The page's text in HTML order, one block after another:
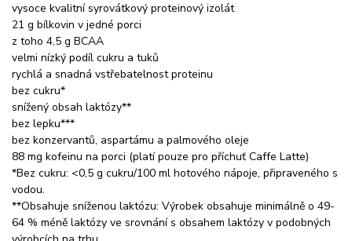
vysoce kvalitní syrovátkový proteinový izolát
21 g bílkovin v jedné porci
z toho 4,5 g BCAA
velmi nízký podíl cukru a tuků
rychlá a snadná vstřebatelnost proteinu
bez cukru*
snížený obsah laktózy**
bez lepku***
bez konzervantů, aspartámu a palmového oleje
88 mg kofeinu na porci (platí pouze pro příchuť Caffe Latte)
*Bez cukru: <0,5 g cukru/100 ml hotového nápoje, připraveného s
vodou.
**Obsahuje sníženou laktózu: Výrobek obsahuje minimálně o 49-
64 % méně laktózy ve srovnání s obsahem laktózy v podobných